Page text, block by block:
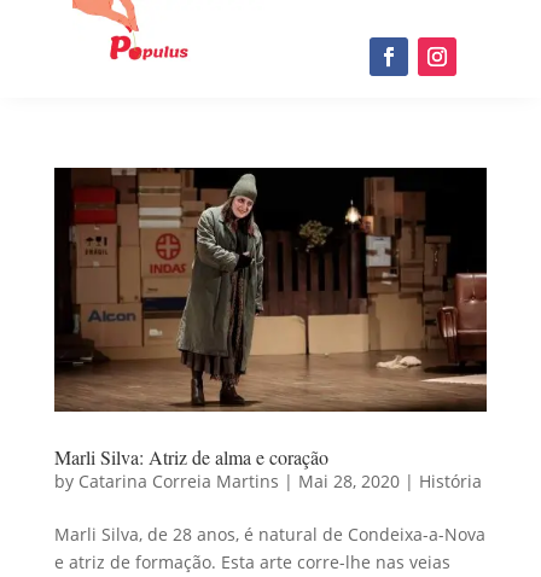
Marli Silva: Atriz de alma e coração
by Catarina Correia Martins | Mai 28, 2020| História
Marli Silva, de 28 anos, é natural de Condeixa-a-Nova
e atriz de formação. Esta arte corre-lhe nas veias